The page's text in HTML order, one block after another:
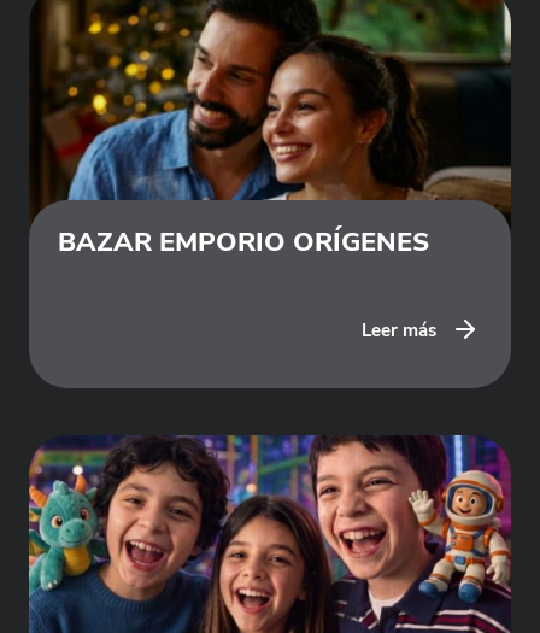
BAZAR EMPORIO ORÍGENES
Leer más